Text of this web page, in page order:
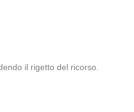
il rigetto del ricorso.